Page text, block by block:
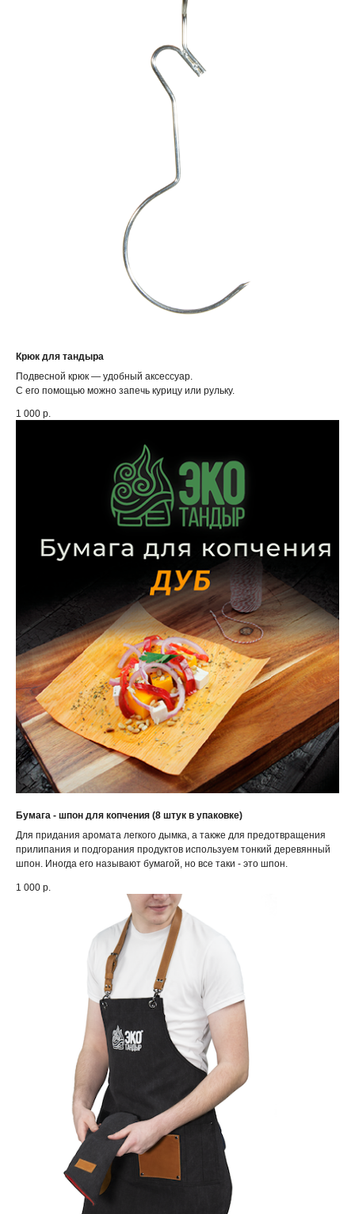
Крюк для тандыра
Подвесной крюк — удобный аксессуар.
С его помощью можно запечь курицу или рульку.
1 000 р.
Бумага - шпон для копчения (8 штук в упаковке)
Для придания аромата легкого дымка, а также для предотвращения
прилипания и подгорания продуктов используем тонкий деревянный
шпон. Иногда его называют бумагой, но все таки - это шпон.
1 000 р.